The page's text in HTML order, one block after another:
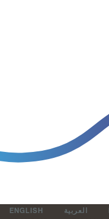
ENGLISH العربية